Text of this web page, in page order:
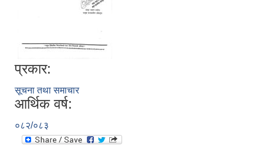
प्रकार:
सूचना तथा समाचार
आर्थिक वर्ष:
०८२/०८३